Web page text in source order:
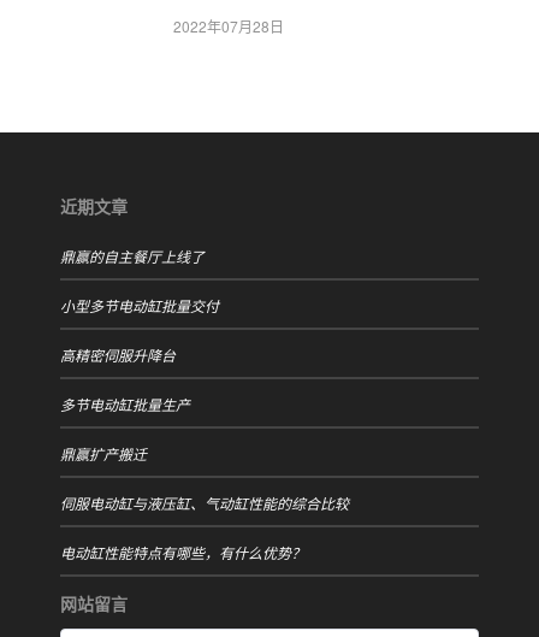
2022年07月28日
近期文章
鼎赢的自主餐厅上线了
小型多节电动缸批量交付
高精密伺服升降台
多节电动缸批量生产
鼎赢扩产搬迁
伺服电动缸与液压缸、气动缸性能的综合比较
电动缸性能特点有哪些，有什么优势？
网站留言